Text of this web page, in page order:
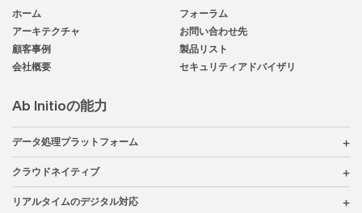
ホーム
アーキテクチャ
顧客事例
会社概要
フォーラム
お問い合わせ先
製品リスト
セキュリティアドバイザリ
Ab Initioの能力
データ処理プラットフォーム
クラウドネイティブ
リアルタイムのデジタル対応